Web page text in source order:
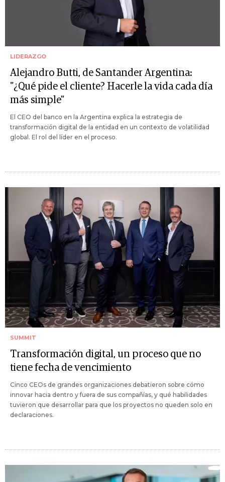
LIDERAZGO
Alejandro Butti, de Santander Argentina:
"¿Qué pide el cliente? Hacerle la vida cada día
más simple"
El CEO del banco en la Argentina explica la estrategia de
transformación digital de la entidad en un contexto de volatilidad
global. El rol del líder en el proceso.
SUMMIT
Transformación digital, un proceso que no
tiene fecha de vencimiento
Cinco CEOs de grandes organizaciones debatieron sobre cómo
innovar hacia dentro y fuera de sus compañías, y qué habilidades
tuvieron que desarrollar para que los proyectos no queden solo en
declaraciones.